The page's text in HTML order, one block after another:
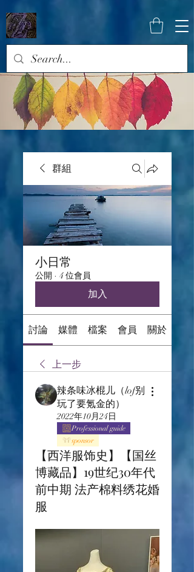
群組
小日常
公開 · 4 位會員
加入
討論 媒體 檔案 會員 關於
上一步
辣条味冰棍儿（lof别
玩了要氪金的）
2022年10月24日
Professional guide
sponsor
【西洋服饰史】【国丝
博藏品】19世纪30年代
前中期 法产棉料绣花婚
服